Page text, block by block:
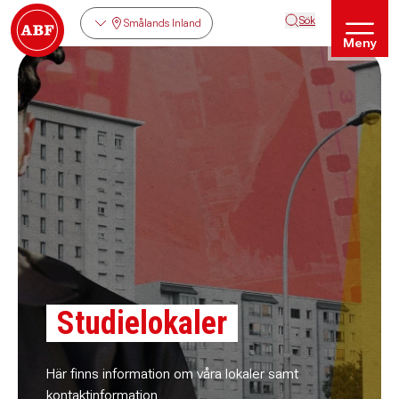
Smålands Inland Sök
Meny
Studielokaler
Här finns information om våra lokaler samt
kontaktinformation